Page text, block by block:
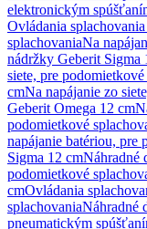
elektronickým
Ovládania
splachovaniaNa
nádržky Geberit Sigma
siete, pre
cmNa napájanie zo
Geberit Omega 12 cm
podomietkové
napájanie batériou, pre
Sigma 12 cmNáhradné
podomietkové
cmOvládania
splachovaniaNáhradné
pneumatickým